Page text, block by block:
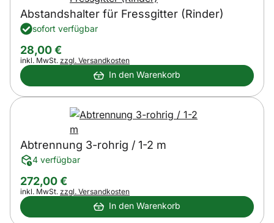
Abstandshalter für Fressgitter (Rinder)
sofort verfügbar
28,00€
Steuerhinweis:
inkl. MwSt. zzgl. Versandkosten
In den Warenkorb
Abtrennung 3-rohrig / 1-2 m
4 verfügbar
272,00€
Steuerhinweis:
inkl. MwSt. zzgl. Versandkosten
In den Warenkorb